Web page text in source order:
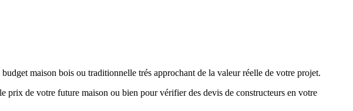
maison bois ou traditionnelle trés approchant de la valeur réelle de votre projet.
prix de votre future maison ou bien pour vérifier des devis de constructeurs en votre